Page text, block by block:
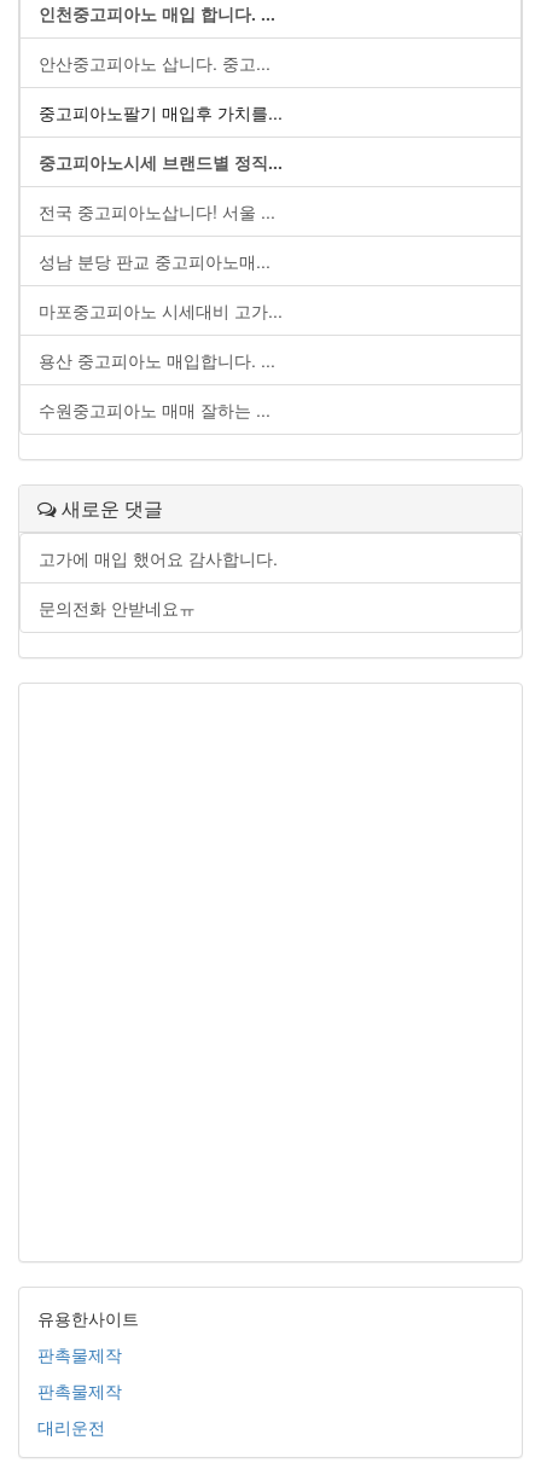
인천중고피아노 매입 합니다. ...
안산중고피아노 삽니다. 중고...
중고피아노팔기 매입후 가치를...
중고피아노시세 브랜드별 정직...
전국 중고피아노삽니다! 서울 ...
성남 분당 판교 중고피아노매...
마포중고피아노 시세대비 고가...
용산 중고피아노 매입합니다. ...
수원중고피아노 매매 잘하는 ...
새로운 댓글
고가에 매입 했어요 감사합니다.
문의전화 안받네요ㅠ
유용한사이트
판촉물제작
판촉물제작
대리운전